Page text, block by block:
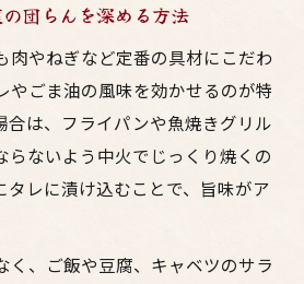
団らんを深める方法
肉やねぎなど定番の具材にこだわ
やごま油の風味を効かせるのが特
合は、フライパンや魚焼きグリル
らないよう中火でじっくり焼くの
タレに漬け込むことで、旨味がア
く、ご飯や豆腐、キャベツのサラ